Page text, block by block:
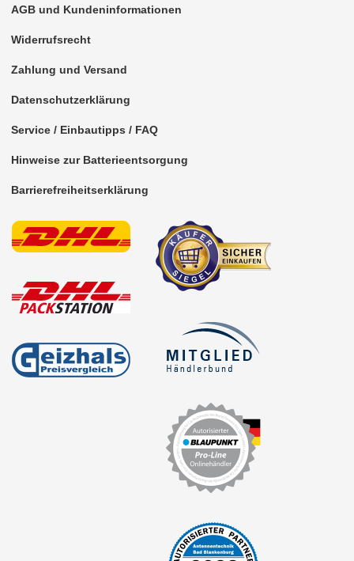
AGB und Kundeninformationen
Widerrufsrecht
Zahlung und Versand
Datenschutzerklärung
Service / Einbautipps / FAQ
Hinweise zur Batterieentsorgung
Barrierefreiheitserklärung